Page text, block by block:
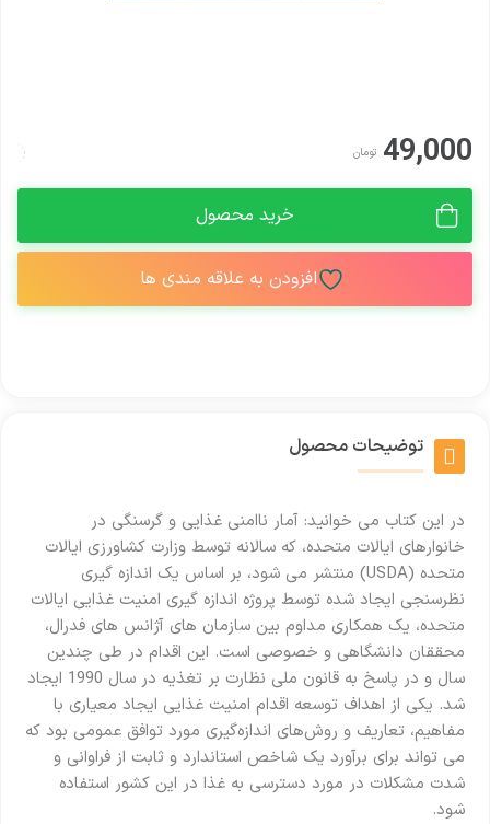
49,000 تومان
خرید محصول
افزودن به علاقه مندی ها
توضیحات محصول
در این کتاب می خوانید: آمار ناامنی غذایی و گرسنگی در
خانوارهای ایالات متحده، که سالانه توسط وزارت کشاورزی ایالات
متحده (USDA) منتشر می شود، بر اساس یک اندازه گیری
نظرسنجی ایجاد شده توسط پروژه اندازه گیری امنیت غذایی ایالات
متحده، یک همکاری مداوم بین سازمان های آژانس های فدرال،
محققان دانشگاهی و خصوصی است. این اقدام در طی چندین
سال و در پاسخ به قانون ملی نظارت بر تغذیه در سال 1990 ایجاد
شد. یکی از اهداف توسعه اقدام امنیت غذایی ایجاد معیاری با
مفاهیم، ​​تعاریف و روش‌های اندازه‌گیری مورد توافق عمومی بود که
می تواند برای برآورد یک شاخص استاندارد و ثابت از فراوانی و
شدت مشکلات در مورد دسترسی به غذا در این کشور استفاده
شود.